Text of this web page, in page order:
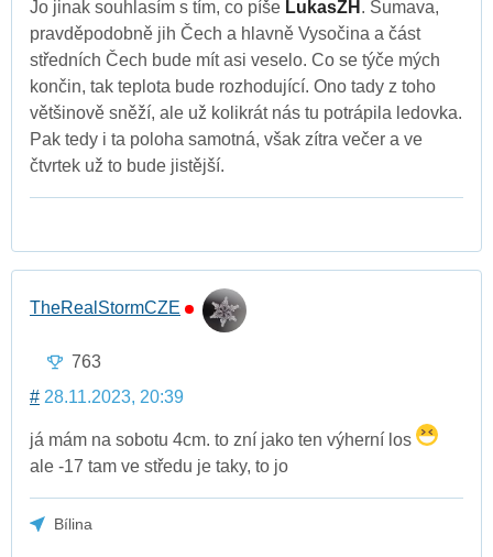
Jo jinak souhlasím s tím, co píše LukasZH . Šumava,
pravděpodobně jih Čech a hlavně Vysočina a část
středních Čech bude mít asi veselo. Co se týče mých
končin, tak teplota bude rozhodující. Ono tady z toho
většinově sněží, ale už kolikrát nás tu potrápila ledovka.
Pak tedy i ta poloha samotná, však zítra večer a ve
čtvrtek už to bude jistější.
TheRealStormCZE
763
# 28.11.2023, 20:39
já mám na sobotu 4cm. to zní jako ten výherní los
ale -17 tam ve středu je taky, to jo
Bílina